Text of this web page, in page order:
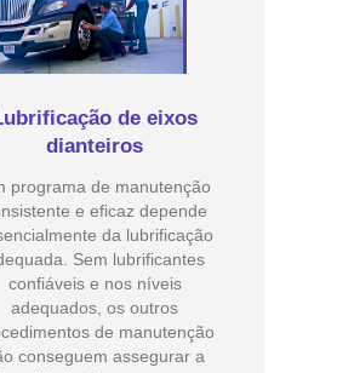
de eixos
dianteiros
programa de manutenção
e eficaz depende
da lubrificação
Sem lubrificantes
confiáveis e nos níveis
adequados, os outros
de manutenção
conseguem assegurar a